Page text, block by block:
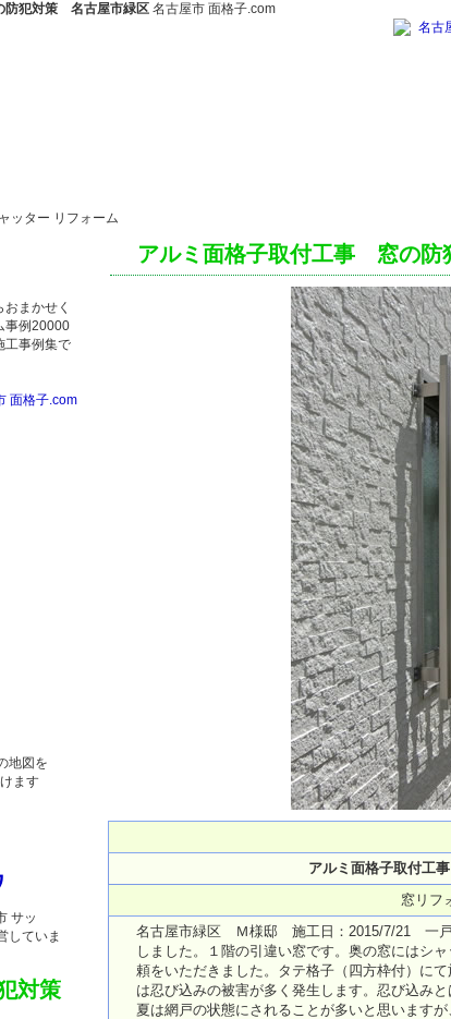
防犯対策 名古屋市緑区 名古屋市 面格子.com
料金
ッター リフォーム
アルミ面格子取付工事 窓の
アルミ面格子取付工
窓リフ
名古屋市緑区 Ｍ様邸 施工日：2015/7/21 一戸
しました。１階の引違い窓です。奥の窓にはシ
頼をいただきました。タテ格子（四方枠付）に
は忍び込みの被害が多く発生します。忍び込み
夏は網戸の状態にされることが多いと思います
まかせく
事例20000
工事例集で
面格子.com
地図を
ます
サッ
していま
対策